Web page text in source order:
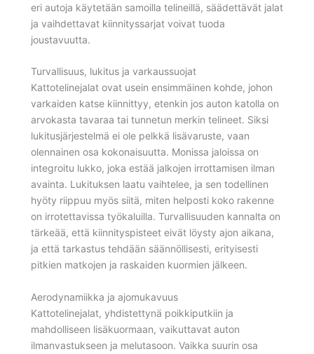
eri autoja käytetään samoilla telineillä, säädettävät jalat
ja vaihdettavat kiinnityssarjat voivat tuoda
joustavuutta.
Turvallisuus, lukitus ja varkaussuojat
Kattotelinejalat ovat usein ensimmäinen kohde, johon
varkaiden katse kiinnittyy, etenkin jos auton katolla on
arvokasta tavaraa tai tunnetun merkin telineet. Siksi
lukitusjärjestelmä ei ole pelkkä lisävaruste, vaan
olennainen osa kokonaisuutta. Monissa jaloissa on
integroitu lukko, joka estää jalkojen irrottamisen ilman
avainta. Lukituksen laatu vaihtelee, ja sen todellinen
hyöty riippuu myös siitä, miten helposti koko rakenne
on irrotettavissa työkaluilla. Turvallisuuden kannalta on
tärkeää, että kiinnityspisteet eivät löysty ajon aikana,
ja että tarkastus tehdään säännöllisesti, erityisesti
pitkien matkojen ja raskaiden kuormien jälkeen.
Aerodynamiikka ja ajomukavuus
Kattotelinejalat, yhdistettynä poikkiputkiin ja
mahdolliseen lisäkuormaan, vaikuttavat auton
ilmanvastukseen ja melutasoon. Vaikka suurin osa